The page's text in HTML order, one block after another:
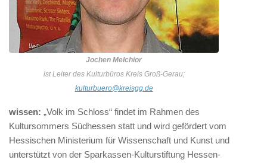
Jochen Melchior
ist Leiter des Kulturbüros Kreis Groß-Gerau;
kulturbuero@kreisgg.de
wissen: „Volk im Schloss“ findet im Rahmen des
Kultursommers Südhessen statt und wird gefördert vom
Hessischen Ministerium für Wissenschaft und Kunst und
unterstützt von der Sparkassen-Kulturstiftung Hessen-